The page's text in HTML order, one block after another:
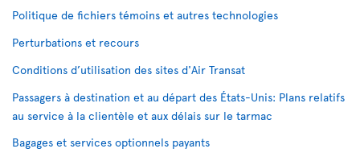
Politique de fichiers témoins et autres technologies
Perturbations et recours
Conditions d’utilisation des sites d'Air Transat
Passagers à destination et au départ des États-Unis: Plans relatifs
au service à la clientèle et aux délais sur le tarmac
Bagages et services optionnels payants